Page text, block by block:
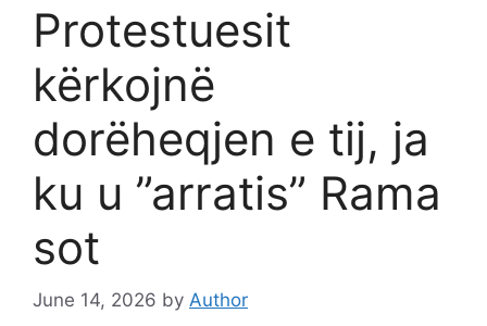
Protestuesit
kërkojnë
dorëheqjen e tij, ja
ku u ”arratis” Rama
sot
June 14, 2026 by Author